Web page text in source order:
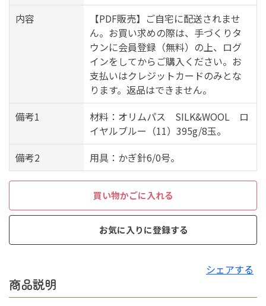
内容
【PDF販売】ご自宅に配送されませ
ん。お買い求めの際は、手づくりタ
ウンに会員登録（無料）の上、ログ
インをしてからご購入ください。お
支払いはクレジットカードのみとな
ります。返品はできません。
備考1
材料：オリムパス SILK&WOOL ロ
イヤルブルー（11）395g/8玉。
備考2
用具：かぎ針6/0号。
買い物かごに入れる
お気に入りに登録する
シェアする
商品説明